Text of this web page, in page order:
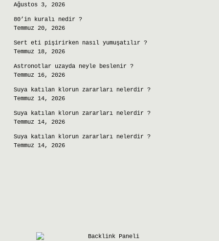
Ağustos 3, 2026
80’in kuralı nedir ?
Temmuz 20, 2026
Sert eti pişirirken nasıl yumuşatılır ?
Temmuz 18, 2026
Astronotlar uzayda neyle beslenir ?
Temmuz 16, 2026
Suya katılan klorun zararları nelerdir ?
Temmuz 14, 2026
Suya katılan klorun zararları nelerdir ?
Temmuz 14, 2026
Suya katılan klorun zararları nelerdir ?
Temmuz 14, 2026